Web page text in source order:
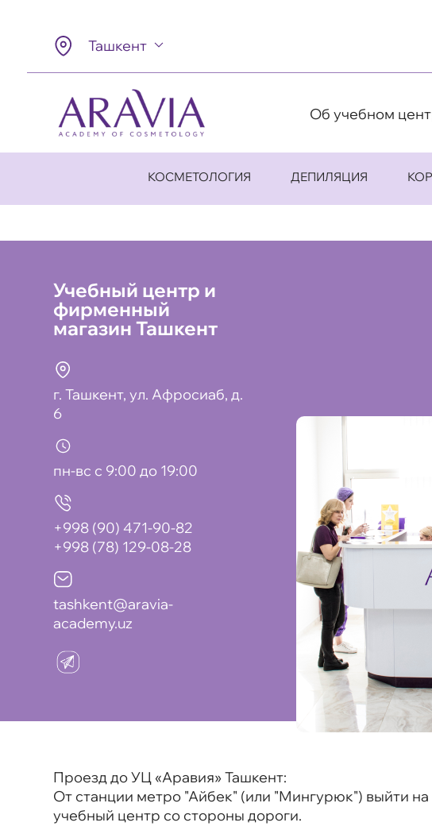
Ташкент
Об учебном
КОСМЕТОЛОГИЯ ДЕПИЛЯЦИЯ
Учебный центр и
фирменный
магазин Ташкент
г. Ташкент, ул. Афросиаб, д.
6
пн-вс с 9:00 до 19:00
+998 (90) 471-90-82
+998 (78) 129-08-28
tashkent@aravia-
academy.uz
Проезд до УЦ «Аравия» Ташкент:
От станции метро "Айбек" (или "Мингурюк") выйти
учебный центр со стороны дороги.